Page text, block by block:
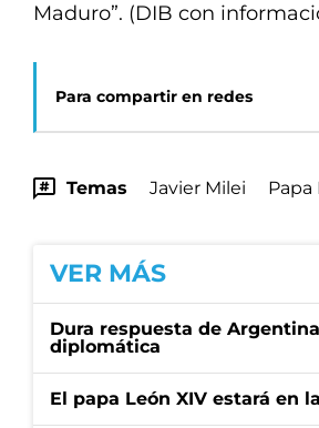
Maduro”. (DIB con
Para compartir en redes
Temas Javier Milei Papa
VER MÁS
Dura respuesta de
diplomática
El papa León XIV estará en